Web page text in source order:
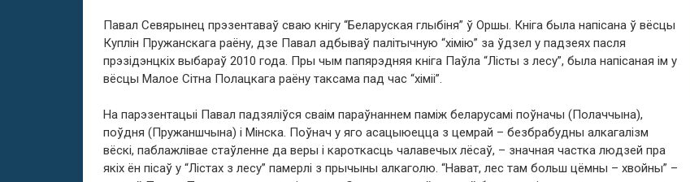
Павал Севярынец прэзентаваў сваю кнігу “Беларуская глыбіня” ў Оршы. Кніга была напісана ў вёсцы
Куплін Пружанскага раёну, дзе Павал адбываў палітычную “хімію” за ўдзел у падзеях пасля
прэзідэнцкіх выбараў 2010 года. Пры чым папярэдняя кніга Паўла “Лісты з лесу”, была напісаная ім у
вёсцы Малое Сітна Полацкага раёну таксама пад час “хіміі”.
На парэзентацыі Павал падзяліўся сваім параўнаннем паміж беларусамі поўначы (Полаччына),
поўдня (Пружаншчына) і Мінска. Поўнач у яго асацыюецца з цемрай – безбрабудны алкагалізм
вёскі, паблажлівае стаўленне да веры і кароткасць чалавечых лёсаў, – значная частка людзей пра
якіх ён пісаў у “Лістах з лесу” памерлі з прычыны алкаголю. “Нават, лес там больш цёмны – хвойны” –